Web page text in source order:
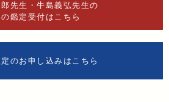
先生・牛島義弘先生の
鑑定受付はこちら
のお申し込みはこちら